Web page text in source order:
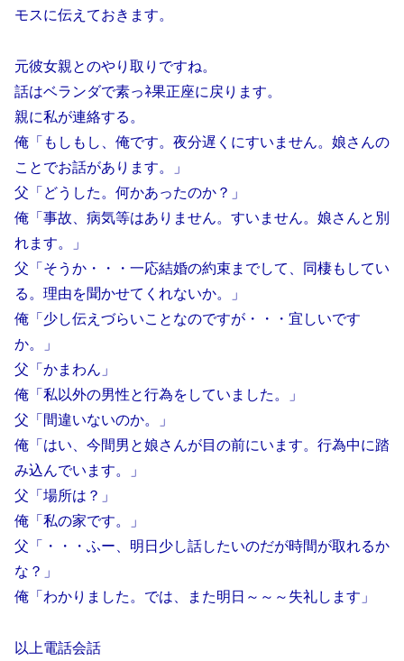
モスに伝えておきます。
元彼女親とのやり取りですね。
話はベランダで素っﾈ果正座に戻ります。
親に私が連絡する。
俺「もしもし、俺です。夜分遅くにすいません。娘さんの
ことでお話があります。」
父「どうした。何かあったのか？」
俺「事故、病気等はありません。すいません。娘さんと別
れます。」
父「そうか・・・一応結婚の約束までして、同棲もしてい
る。理由を聞かせてくれないか。」
俺「少し伝えづらいことなのですが・・・宜しいです
か。」
父「かまわん」
俺「私以外の男性と行為をしていました。」
父「間違いないのか。」
俺「はい、今間男と娘さんが目の前にいます。行為中に踏
み込んでいます。」
父「場所は？」
俺「私の家です。」
父「・・・ふー、明日少し話したいのだが時間が取れるか
な？」
俺「わかりました。では、また明日～～～失礼します」
以上電話会話